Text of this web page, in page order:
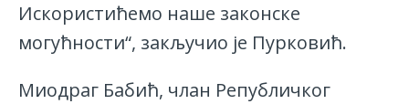
Искористићемо наше законске
могућности“, закључио је Пурковић.
Миодраг Бабић, члан Републичког